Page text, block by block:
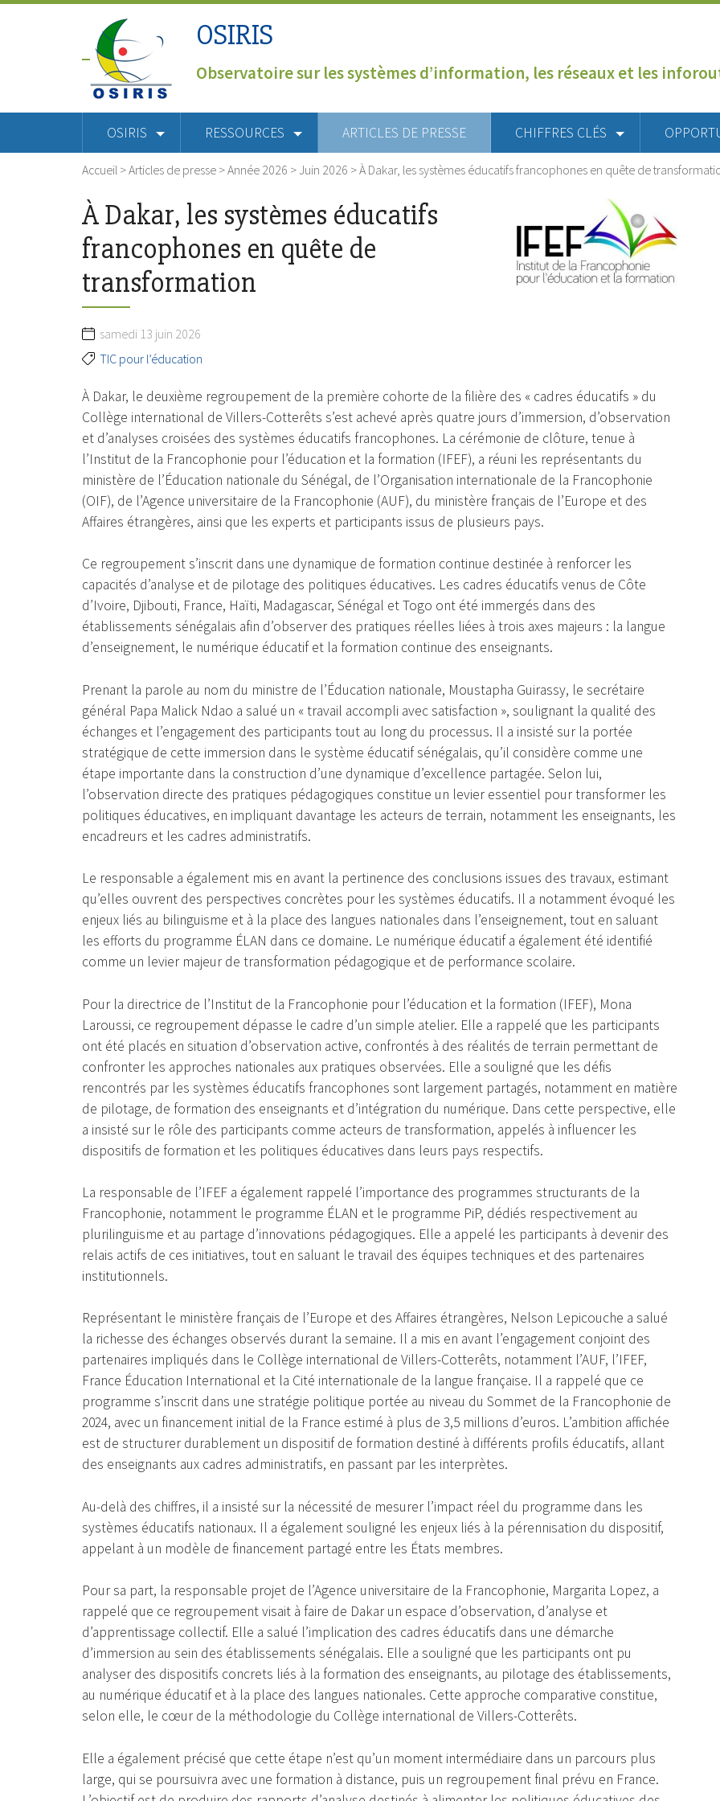
OSIRIS
Observatoire sur les systèmes d’information, les réseaux et les
OSIRIS RESSOURCES ARTICLES DE PRESSE CHIFFRES CLÉS
Accueil >Articles de presse >Année 2026 > Juin 2026 >À Dakar, les systèmes éducatifs francophones en quête de
À Dakar, les systèmes éducatifs
francophones en quête de
transformation
samedi 13 juin 2026
TIC pour l’éducation
À Dakar, le deuxième regroupement de la première cohorte de la filière des « cadres éducatifs » du
Collège international de Villers-Cotterêts s’est achevé après quatre jours d’immersion, d’observation
et d’analyses croisées des systèmes éducatifs francophones. La cérémonie de clôture, tenue à
l’Institut de la Francophonie pour l’éducation et la formation (IFEF), a réuni les représentants du
ministère de l’Éducation nationale du Sénégal, de l’Organisation internationale de la Francophonie
(OIF), de l’Agence universitaire de la Francophonie (AUF), du ministère français de l’Europe et des
Affaires étrangères, ainsi que les experts et participants issus de plusieurs pays.
Ce regroupement s’inscrit dans une dynamique de formation continue destinée à renforcer les
capacités d’analyse et de pilotage des politiques éducatives. Les cadres éducatifs venus de Côte
d’Ivoire, Djibouti, France, Haïti, Madagascar, Sénégal et Togo ont été immergés dans des
établissements sénégalais afin d’observer des pratiques réelles liées à trois axes majeurs : la langue
d’enseignement, le numérique éducatif et la formation continue des enseignants.
Prenant la parole au nom du ministre de l’Éducation nationale, Moustapha Guirassy, le secrétaire
général Papa Malick Ndao a salué un « travail accompli avec satisfaction », soulignant la qualité des
échanges et l’engagement des participants tout au long du processus. Il a insisté sur la portée
stratégique de cette immersion dans le système éducatif sénégalais, qu’il considère comme une
étape importante dans la construction d’une dynamique d’excellence partagée. Selon lui,
l’observation directe des pratiques pédagogiques constitue un levier essentiel pour transformer les
politiques éducatives, en impliquant davantage les acteurs de terrain, notamment les enseignants, les
encadreurs et les cadres administratifs.
Le responsable a également mis en avant la pertinence des conclusions issues des travaux, estimant
qu’elles ouvrent des perspectives concrètes pour les systèmes éducatifs. Il a notamment évoqué les
enjeux liés au bilinguisme et à la place des langues nationales dans l’enseignement, tout en saluant
les efforts du programme ÉLAN dans ce domaine. Le numérique éducatif a également été identifié
comme un levier majeur de transformation pédagogique et de performance scolaire.
Pour la directrice de l’Institut de la Francophonie pour l’éducation et la formation (IFEF), Mona
Laroussi, ce regroupement dépasse le cadre d’un simple atelier. Elle a rappelé que les participants
ont été placés en situation d’observation active, confrontés à des réalités de terrain permettant de
confronter les approches nationales aux pratiques observées. Elle a souligné que les défis
rencontrés par les systèmes éducatifs francophones sont largement partagés, notamment en matière
de pilotage, de formation des enseignants et d’intégration du numérique. Dans cette perspective, elle
a insisté sur le rôle des participants comme acteurs de transformation, appelés à influencer les
dispositifs de formation et les politiques éducatives dans leurs pays respectifs.
La responsable de l’IFEF a également rappelé l’importance des programmes structurants de la
Francophonie, notamment le programme ÉLAN et le programme PiP, dédiés respectivement au
plurilinguisme et au partage d’innovations pédagogiques. Elle a appelé les participants à devenir des
relais actifs de ces initiatives, tout en saluant le travail des équipes techniques et des partenaires
institutionnels.
Représentant le ministère français de l’Europe et des Affaires étrangères, Nelson Lepicouche a salué
la richesse des échanges observés durant la semaine. Il a mis en avant l’engagement conjoint des
partenaires impliqués dans le Collège international de Villers-Cotterêts, notamment l’AUF, l’IFEF,
France Éducation International et la Cité internationale de la langue française. Il a rappelé que ce
programme s’inscrit dans une stratégie politique portée au niveau du Sommet de la Francophonie de
2024, avec un financement initial de la France estimé à plus de 3,5 millions d’euros. L’ambition affichée
est de structurer durablement un dispositif de formation destiné à différents profils éducatifs, allant
des enseignants aux cadres administratifs, en passant par les interprètes.
Au-delà des chiffres, il a insisté sur la nécessité de mesurer l’impact réel du programme dans les
systèmes éducatifs nationaux. Il a également souligné les enjeux liés à la pérennisation du dispositif,
appelant à un modèle de financement partagé entre les États membres.
Pour sa part, la responsable projet de l’Agence universitaire de la Francophonie, Margarita Lopez, a
rappelé que ce regroupement visait à faire de Dakar un espace d’observation, d’analyse et
d’apprentissage collectif. Elle a salué l’implication des cadres éducatifs dans une démarche
d’immersion au sein des établissements sénégalais. Elle a souligné que les participants ont pu
analyser des dispositifs concrets liés à la formation des enseignants, au pilotage des établissements,
au numérique éducatif et à la place des langues nationales. Cette approche comparative constitue,
selon elle, le cœur de la méthodologie du Collège international de Villers-Cotterêts.
Elle a également précisé que cette étape n’est qu’un moment intermédiaire dans un parcours plus
large, qui se poursuivra avec une formation à distance, puis un regroupement final prévu en France.